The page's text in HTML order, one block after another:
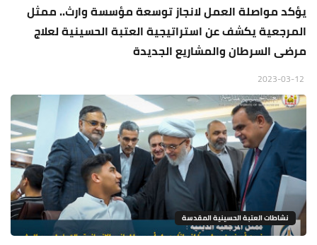
يؤكد مواصلة العمل لانجاز توسعة مؤسسة وارث.. ممثل
المرجعية يكشف عن استراتيجية العتبة الحسينية لعلاج
مرضى السرطان والمشاريع الجديدة
نشاطات العتبة الحسينية المقدسة